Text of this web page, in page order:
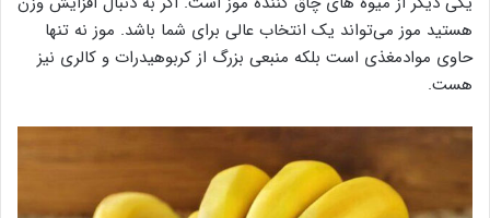
هستید موز می‌تواند یک انتخاب عالی برای شما باشد. موز نه تنها
حاوی موادمغذی است بلکه منبعی بزرگ از کربوهیدرات و کالری نیز
هست.